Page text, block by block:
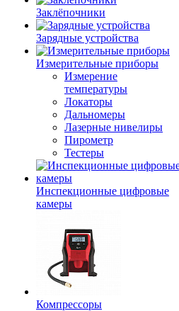
Заклёпочники
Зарядные устройства
Измерительные приборы
Измерение
температуры
Локаторы
Дальномеры
Лазерные нивелиры
Пирометр
Тестеры
Инспекционные цифровые
камеры
Компрессоры